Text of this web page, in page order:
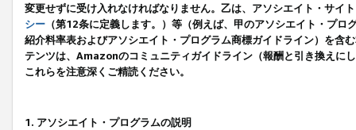
変更せずに受け入れなければなりません。乙は、アソシエイト・サイ
シー （第12条に定義します。）等（例えば、甲のアソシエイト・プ
紹介料率表およびアソシエイト・プログラム商標ガイドライン）を
テンツは、Amazonのコミュニティガイドライン（報酬と引き換えに
これらを注意深くご精読ください。
1. アソシエイト・プログラムの説明